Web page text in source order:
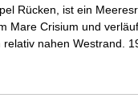
Rücken, ist ein
Mare Crisium und
nahen Westrand.